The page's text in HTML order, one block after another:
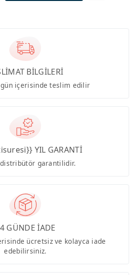
BİLGİLERİ
gün içerisinde teslim edilir
YIL GARANTİ
garantilidir.
GÜNDE İADE
ücretsiz ve kolayca iade
edebilirsiniz.